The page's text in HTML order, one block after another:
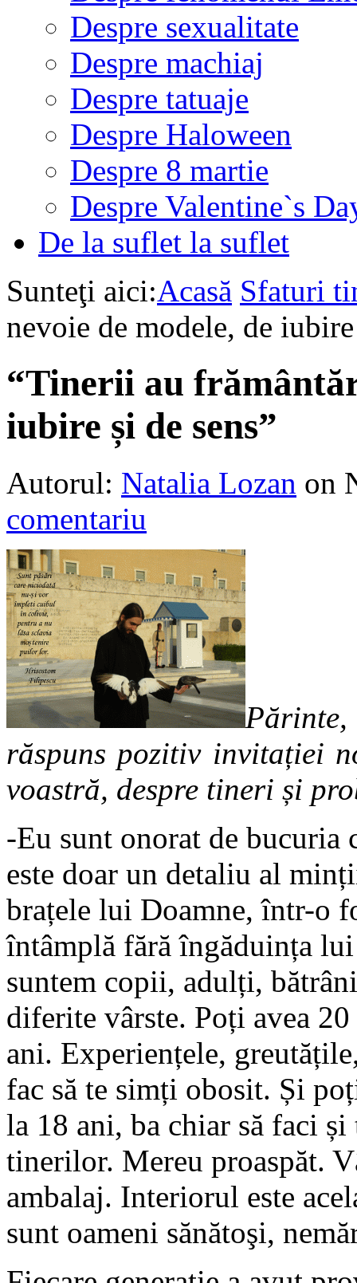
Despre sexualitate
Despre machiaj
Despre tatuaje
Despre Haloween
Despre 8 martie
Despre Valentine`s
De la suflet la suflet
Sunteţi aici:Acasă Sfaturi
nevoie de modele, de iubire
“Tinerii au
iubire și de sens”
Autorul: Natalia Lozan on
comentariu
răspuns pozitiv invitației
voastră, despre tineri și
-Eu sunt onorat de bucuria
este doar un detaliu al
brațele lui Doamne, într-o
întâmplă fără îngăduința
suntem copii, adulți,
diferite vârste. Poți avea
ani. Experiențele,
fac să te simți obosit. Și
la 18 ani, ba chiar să faci
tinerilor. Mereu proaspăt.
ambalaj. Interiorul este
sunt oameni sănătoşi,